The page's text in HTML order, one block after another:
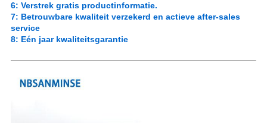
6: Verstrek gratis productinformatie.
7: Betrouwbare kwaliteit verzekerd en actieve after-sales
service
8: Eén jaar kwaliteitsgarantie